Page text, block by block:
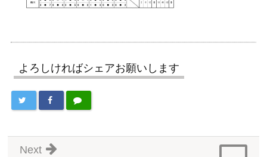
よろしければシェアお願いします
Next